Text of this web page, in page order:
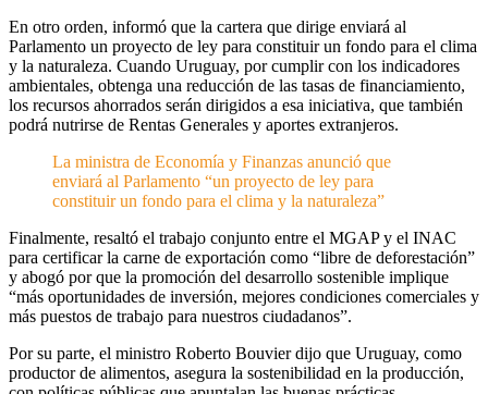
En otro orden, informó que la cartera que dirige enviará al
Parlamento un proyecto de ley para constituir un fondo para el clima
y la naturaleza. Cuando Uruguay, por cumplir con los indicadores
ambientales, obtenga una reducción de las tasas de financiamiento,
los recursos ahorrados serán dirigidos a esa iniciativa, que también
podrá nutrirse de Rentas Generales y aportes extranjeros.
La ministra de Economía y Finanzas anunció que
enviará al Parlamento “un proyecto de ley para
constituir un fondo para el clima y la naturaleza”
Finalmente, resaltó el trabajo conjunto entre el MGAP y el INAC
para certificar la carne de exportación como “libre de deforestación”
y abogó por que la promoción del desarrollo sostenible implique
“más oportunidades de inversión, mejores condiciones comerciales y
más puestos de trabajo para nuestros ciudadanos”.
Por su parte, el ministro Roberto Bouvier dijo que Uruguay, como
productor de alimentos, asegura la sostenibilidad en la producción,